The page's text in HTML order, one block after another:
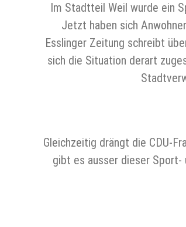
Im Stadtteil Weil wurde ein
Jetzt haben sich
Esslinger Zeitung schreibt
sich die Situation derart
Gleichzeitig drängt die CDU-
gibt es ausser dieser Sport-